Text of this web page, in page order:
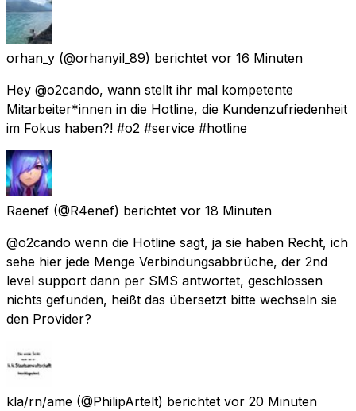
orhan_y (@orhanyil_89) berichtet vor 16 Minuten
Hey @o2cando, wann stellt ihr mal kompetente
Mitarbeiter*innen in die Hotline, die Kundenzufriedenheit
im Fokus haben?! #o2 #service #hotline
Raenef (@R4enef) berichtet vor 18 Minuten
@o2cando wenn die Hotline sagt, ja sie haben Recht, ich
sehe hier jede Menge Verbindungsabbrüche, der 2nd
level support dann per SMS antwortet, geschlossen
nichts gefunden, heißt das übersetzt bitte wechseln sie
den Provider?
kla/rn/ame (@PhilipArtelt) berichtet vor 20 Minuten